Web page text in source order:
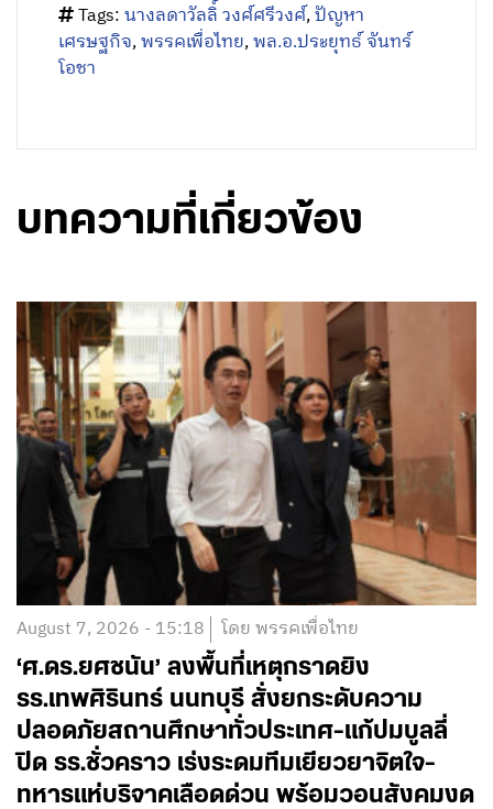
Tags:นางลดาวัลลิ์ วงศ์ศรีวงศ์,ปัญหา
เศรษฐกิจ,พรรคเพื่อไทย,พล.อ.ประยุทธ์ จันทร์
โอชา
บทความที่เกี่ยวข้อง
August 7, 2026 - 15:18 โดย พรรคเพื่อไทย
‘ศ.ดร.ยศชนัน’ ลงพื้นที่เหตุกราดยิง
รร.เทพศิรินทร์ นนทบุรี สั่งยกระดับความ
ปลอดภัยสถานศึกษาทั่วประเทศ-แก้ปมบูลลี่
ปิด รร.ชั่วคราว เร่งระดมทีมเยียวยาจิตใจ-
ทหารแห่บริจาคเลือดด่วน พร้อมวอนสังคมงด